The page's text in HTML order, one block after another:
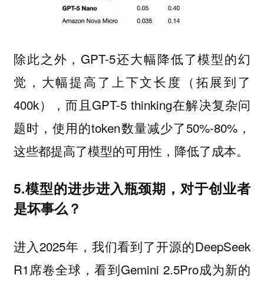
除此之外，GPT-5还大幅降低了模型的幻
觉，大幅提高了上下文长度（拓展到了
400k），而且GPT-5 thinking在解决复杂问
题时，使用的token数量减少了50%-80%，
这些都提高了模型的可用性，降低了成本。
5.模型的进步进入瓶颈期，对于创业者
是坏事么？
进入2025年，我们看到了开源的DeepSeek
R1席卷全球，看到Gemini 2.5Pro成为新的